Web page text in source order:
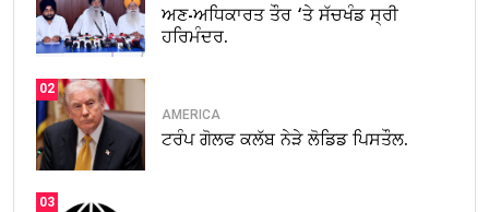
ਅਣ-ਅਧਿਕਾਰਤ ਤੌਰ ‘ਤੇ ਸੱਚਖੰਡ ਸ੍ਰੀ
ਹਰਿਮੰਦਰ.
02
AMERICA
ਟਰੰਪ ਗੋਲਫ ਕਲੱਬ ਨੇੜੇ ਲੋਡਿਡ ਪਿਸਤੌਲ.
03